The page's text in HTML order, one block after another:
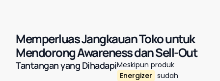
Memperluas Jangkauan Toko untuk
Mendorong Awareness dan Sell-Out
Tantangan yang DihadapiMeskipun produk
Energizer sudah